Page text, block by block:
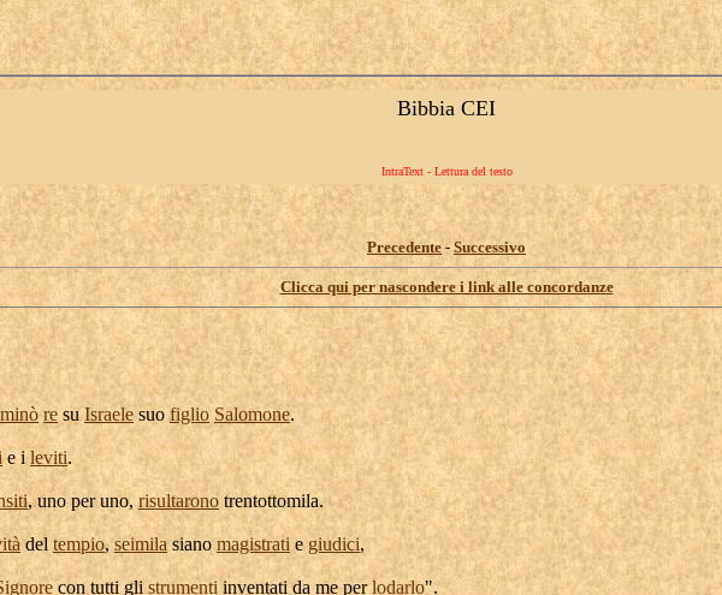
Bibbia CEI
IntraText - Lettura del testo
Precedente-Successivo
Clicca qui per nascondere i link alle concordanze
re suIsraelesuofiglio Salomone.
e ileviti.
, uno per uno,risultarono trentottomila.
del tempio,seimila siano magistrati egiudici,
con tutti gli strumenti inventatida me perlodarlo".